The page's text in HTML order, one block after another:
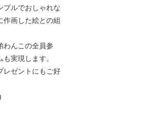
プルでおしゃれな
作画した絵との組
わんこの全員参
実現します。
レゼントにもご好